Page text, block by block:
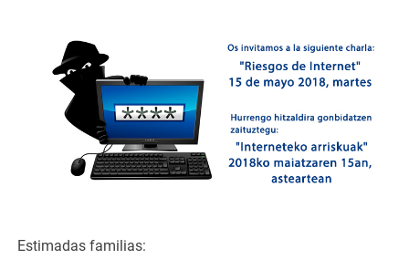
Estimadas familias: